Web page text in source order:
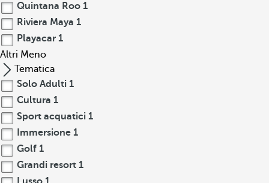
Quintana Roo 1
Riviera Maya 1
Playacar 1
Altri Meno
Tematica
Solo Adulti 1
Cultura 1
Sport acquatici 1
Immersione 1
Golf 1
Grandi resort 1